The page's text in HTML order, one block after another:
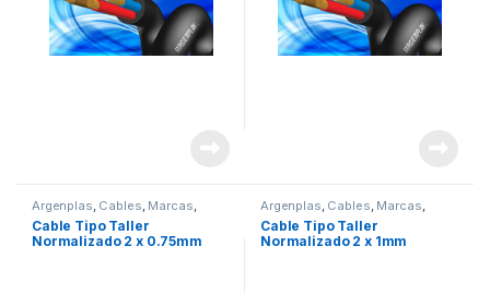
Argenplas Cables Marcas
Seguridad , tipo taller
Cable Tipo Taller
Normalizado 2 x 0.75mm
Argenplas Cables Marcas
Seguridad , tipo taller
Cable Tipo Taller
Normalizado 2 x 1mm